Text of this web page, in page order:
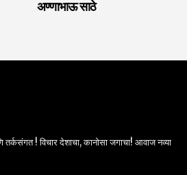
अण्णाभाऊ साठे
! विचार देशाचा, कानोसा जगाचा! आवाज नव्या